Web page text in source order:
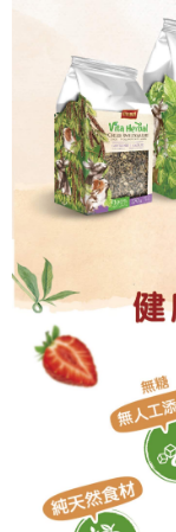
２．關於個人資料處
https://aftee.tw/terms/
３．未成年的使用者
「AFTEE先享後付」
任。
４．使用「AFTEE先
時審查核予不同之上
請求用戶進行身份認證
５．嚴禁一人註冊多個
恩沛科技股份有限公
每筆NT$60，滿
每筆NT$120，滿
中壢限定｜毛速配
每筆NT$120，滿